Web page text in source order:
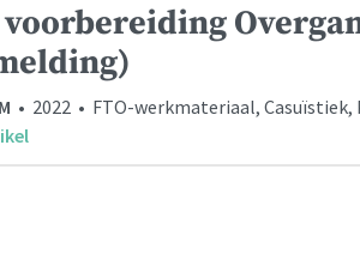
voorbereiding
• 2022 • FTO-werkmateriaal,